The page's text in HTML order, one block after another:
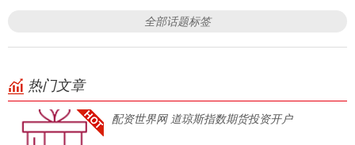
全部话题标签
热门文章
配资世界网 道琼斯指数期货投资开户